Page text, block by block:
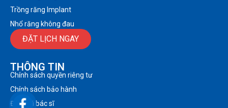
Trồng răng Implant
Nhổ răng không đau
ĐẶT LỊCH NGAY
THÔNG TIN
Chính sách quyền riêng tư
Chính sách bảo hành
Đội ngũ bác sĩ